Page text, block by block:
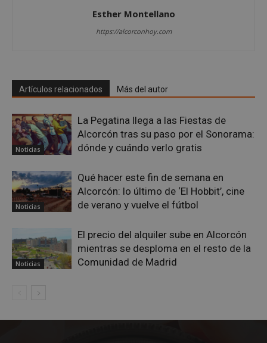
Esther Montellano
https://alcorconhoy.com
Artículos relacionados Más del autor
Noticias
La Pegatina llega a las Fiestas de
Alcorcón tras su paso por el Sonorama:
dónde y cuándo verlo gratis
Noticias
Qué hacer este fin de semana en
Alcorcón: lo último de ‘El Hobbit’, cine
de verano y vuelve el fútbol
Noticias
El precio del alquiler sube en Alcorcón
mientras se desploma en el resto de la
Comunidad de Madrid
sp_landing
Spotify Inc.
.spotify.com
23 horas 59
minutos